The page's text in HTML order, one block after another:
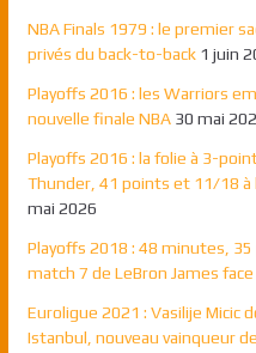
NBA Finals 1979 : le premier
privés du back-to-back 1 juin
Playoffs 2016 : les Warriors
nouvelle finale NBA 30 mai
Playoffs 2016 : la folie à 3-
Thunder, 41 points et 11/18 à
mai 2026
Playoffs 2018 : 48 minutes,
match 7 de LeBron James
Euroligue 2021 : Vasilije Micic
Istanbul, nouveau vainqueur